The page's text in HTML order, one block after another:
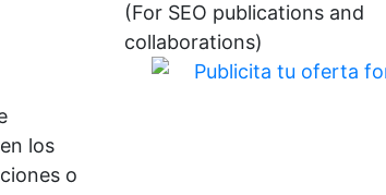
los
o
(For SEO publications and
collaborations)